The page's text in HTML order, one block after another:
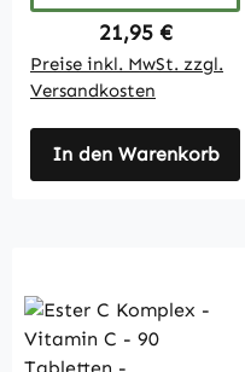
Regulärer Preis:
21,95 €
Preise inkl. MwSt. zzgl.
Versandkosten
In den Warenkorb